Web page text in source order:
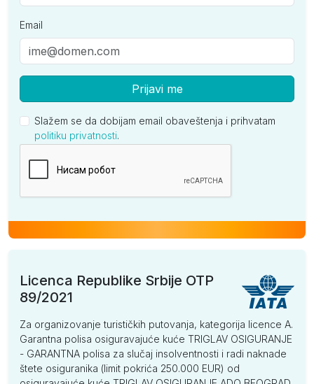
Email
Prijavi me
Slažem se da dobijam email obaveštenja i prihvatam
politiku privatnosti.
Licenca Republike Srbije OTP
89/2021
Za organizovanje turističkih putovanja, kategorija licence A.
Garantna polisa osiguravajuće kuće TRIGLAV OSIGURANJE
- GARANTNA polisa za slučaj insolventnosti i radi naknade
štete osiguranika (limit pokrića 250.000 EUR) od